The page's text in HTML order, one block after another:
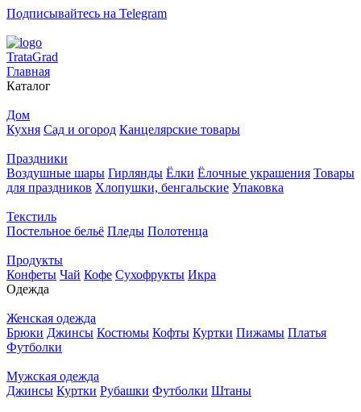
Подписывайтесь на Telegram
TrataGrad
Главная
Каталог
Дом
Кухня Сад и огород Канцелярские товары
Праздники
Воздушные шары Гирлянды Ёлки Ёлочные украшения Товары
для праздников Хлопушки, бенгальские Упаковка
Текстиль
Постельное бельё Пледы Полотенца
Продукты
Конфеты Чай Кофе Сухофрукты Икра
Одежда
Женская одежда
Брюки Джинсы Костюмы Кофты Куртки Пижамы Платья
Футболки
Мужская одежда
Джинсы Куртки Рубашки Футболки Штаны